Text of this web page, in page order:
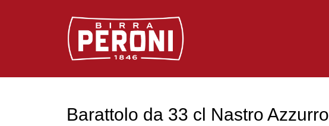
Logo Birra Peroni
Barattolo da 33 cl Nastro Azzurro